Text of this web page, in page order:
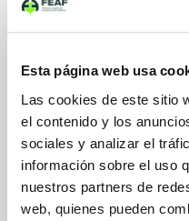
Esta página web usa
Las cookies de este sitio
el contenido y los
sociales y analizar el
información sobre el uso
nuestros partners de
web, quienes pueden
Suministradora
Proveedor
Gestor de